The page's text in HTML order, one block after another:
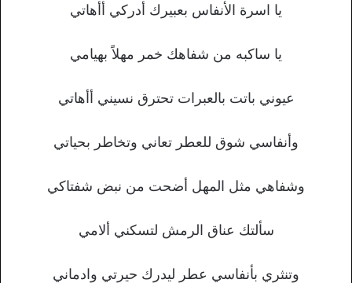
يا اسرة الأنفاس بعبيرك أدركي أأهاتي
يا ساكبه من شفاهك خمر مهلاً بهيامي
عيوني باتت بالعبرات تحترق نسيني أأهاتي
وأنفاسي شوق للعطر تعاني وتخاطر بحياتي
وشفاهي مثل المهل أضحت من نبض شفتاكي
سألتك عناق الرمش لتسكني ألامي
وتنثري بأنفاسي عطر ليدرك حيرتي وادماني